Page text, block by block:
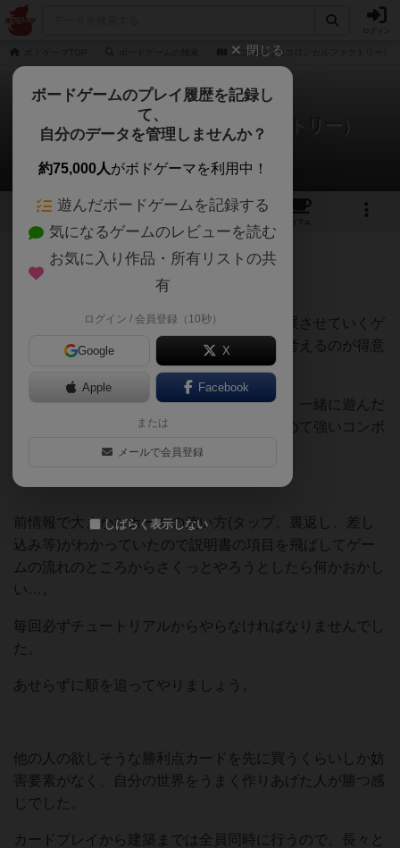
エコロジ（エコロジカルファクトリー）
エコロジ（エコロジカルファクトリー）
くろずさんのレビュー
10 1 9
カフェ
396名 3名 0 3ヶ月前
循環のシステムを作って資源を生み出し発展させていくゲ
ームということで、デッキ作りやコンボを考えるのが得意
な人はかなり好きだと思うゲームです。
私はあまり得意ではないジャンルでしたが、一緒に遊んだ
子供たちはすぐ理解してうまくカードを集めて強いコンボ
を作っていました。
前情報で大まかなカードの使い方(タップ、裏返し、差し
込み等)がわかっていたので説明書の項目を飛ばしてゲー
ムの流れのところからさくっとやろうとしたら何かおかし
い…。
毎回必ずチュートリアルからやらなければなりませんでし
た。
あせらずに順を追ってやりましょう。
他の人の欲しそうな勝利点カードを先に買うくらいしか妨
害要素がなく、自分の世界をうまく作りあげた人が勝つ感
じでした。
カードプレイから建築までは全員同時に行うので、長々と
閉じる
ボードゲームのプレイ履歴を記録し
て、
自分のデータを管理しませんか？
約75,000人がボドゲーマを利用中！
遊んだボードゲームを記録する
気になるゲームのレビューを読む
お気に入り作品・所有リストの共
有
ログイン / 会員登録（10秒）
Google X
Apple Facebook
または
メールで会員登録
しばらく表示しない